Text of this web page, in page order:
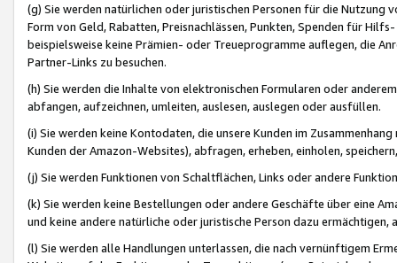
(g) Sie werden natürlichen oder juristischen Personen für die Nutzung
Form von Geld, Rabatten, Preisnachlässen, Punkten, Spenden für
beispielsweise keine Prämien- oder Treueprogramme auflegen, die
Partner-Links zu besuchen.
(h) Sie werden die Inhalte von elektronischen Formularen oder
abfangen, aufzeichnen, umleiten, auslesen, auslegen oder ausfüllen.
(i) Sie werden keine Kontodaten, die unsere Kunden im
Kunden der Amazon-Websites), abfragen, erheben, einholen,
(j) Sie werden Funktionen von Schaltflächen, Links oder andere
(k) Sie werden keine Bestellungen oder andere Geschäfte über eine
und keine andere natürliche oder juristische Person dazu
(l) Sie werden alle Handlungen unterlassen, die nach vernünftigem